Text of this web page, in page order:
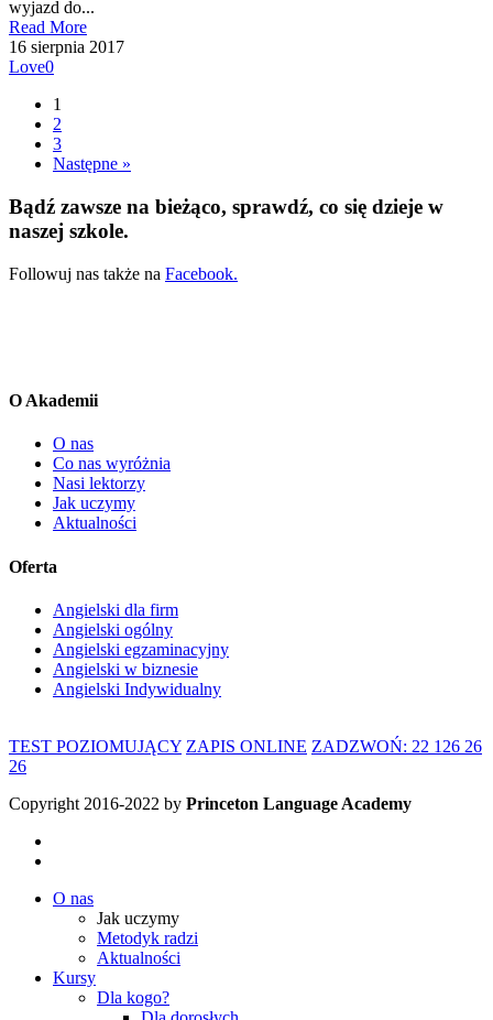
wyjazd do...
Read More
16 sierpnia 2017
Love0
1
2
3
Następne »
Bądź zawsze na bieżąco, sprawdź, co się dzieje w
naszej szkole.
Followuj nas także na Facebook.
O Akademii
O nas
Co nas wyróżnia
Nasi lektorzy
Jak uczymy
Aktualności
Oferta
Angielski dla firm
Angielski ogólny
Angielski egzaminacyjny
Angielski w biznesie
Angielski Indywidualny
TEST POZIOMUJĄCY ZAPIS ONLINE ZADZWOŃ: 22 126 26
26
Copyright 2016-2022 by Princeton Language Academy
O nas
Jak uczymy
Metodyk radzi
Aktualności
Kursy
Dla kogo?